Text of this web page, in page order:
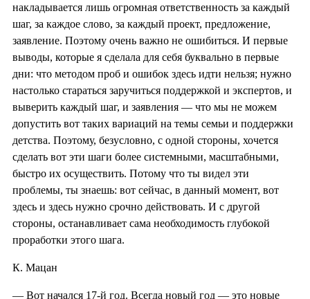
накладывается лишь огромная ответственность за каждый
шаг, за каждое слово, за каждый проект, предложение,
заявление. Поэтому очень важно не ошибиться. И первые
выводы, которые я сделала для себя буквально в первые
дни: что методом проб и ошибок здесь идти нельзя; нужно
настолько стараться заручиться поддержкой и экспертов, и
выверить каждый шаг, и заявления — что мы не можем
допустить вот таких вариаций на темы семьи и поддержки
детства. Поэтому, безусловно, с одной стороны, хочется
сделать вот эти шаги более системными, масштабными,
быстро их осуществить. Потому что ты видел эти
проблемы, ты знаешь: вот сейчас, в данный момент, вот
здесь и здесь нужно срочно действовать. И с другой
стороны, останавливает сама необходимость глубокой
проработки этого шага.
К. Мацан
— Вот начался 17-й год. Всегда новый год — это новые